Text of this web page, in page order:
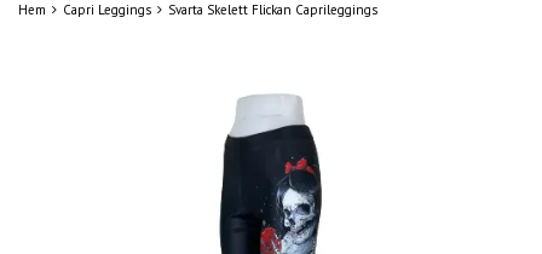
Hem Capri Leggings Svarta Skelett Flickan Caprileggings